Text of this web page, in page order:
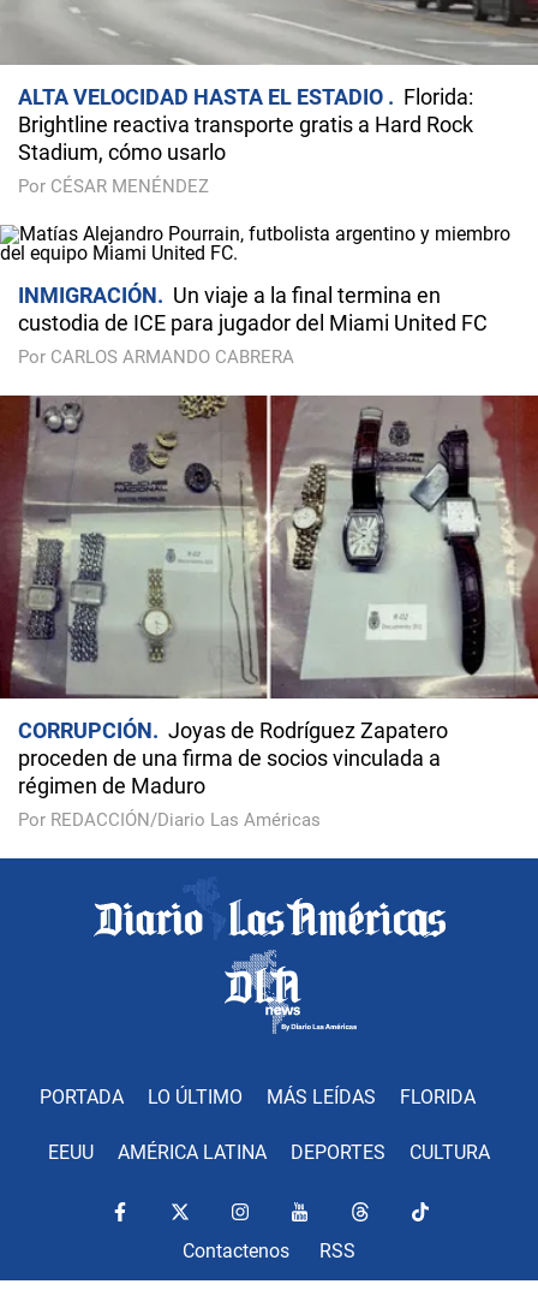
ALTA VELOCIDAD HASTA EL ESTADIO
Florida:
Brightline reactiva transporte gratis a Hard Rock
Stadium, cómo usarlo
Por CÉSAR MENÉNDEZ
INMIGRACIÓN
Un viaje a la final termina en
custodia de ICE para jugador del Miami United FC
Por CARLOS ARMANDO CABRERA
CORRUPCIÓN
Joyas de Rodríguez Zapatero
proceden de una firma de socios vinculada a
régimen de Maduro
Por REDACCIÓN/Diario Las Américas
PORTADA LO ÚLTIMO MÁS LEÍDAS FLORIDA
EEUU AMÉRICA LATINA DEPORTES CULTURA
Contactenos RSS